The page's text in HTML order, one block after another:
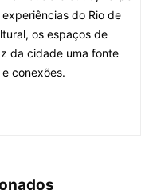
do Rio de
os espaços de
da cidade uma fonte
conexões.